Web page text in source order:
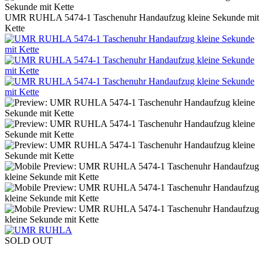
UMR RUHLA 5474-1 Taschenuhr Handaufzug kleine Sekunde mit
Kette
SOLD OUT